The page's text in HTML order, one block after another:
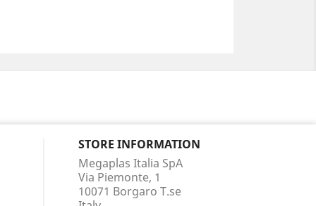
STORE INFORMATION
Megaplas Italia SpA
Via Piemonte, 1
10071 Borgaro T.se